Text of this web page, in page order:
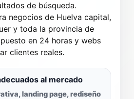
de búsqueda.
negocios de Huelva capital,
y toda la provincia de
en 24 horas y webs
clientes reales.
al mercado
landing page, rediseño